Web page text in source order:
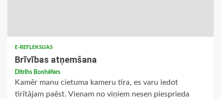
E-REFLEKSIJAS
Brīvības atņemšana
Dītrihs Bonhēfers
Kamēr manu cietuma kameru tīra, es varu iedot
tīrītājam paēst. Vienam no viņiem nesen piesprieda